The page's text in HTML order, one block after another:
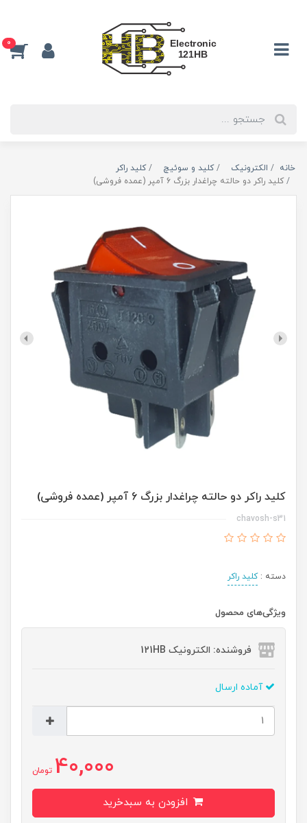
0
خانه الکترونیک كليد و سوئيچ
کلید راکر
کلید راکر دو حالته چراغدار بزرگ 6 آمپر (عمده فروشی)
کلید راکر دو حالته چراغدار بزرگ 6 آمپر (عمده فروشی)
chavosh-s31
دسته :کلید راکر
ویژگی‌های محصول
فروشنده: الکترونیک 121HB
آماده ارسال
40,000 تومان